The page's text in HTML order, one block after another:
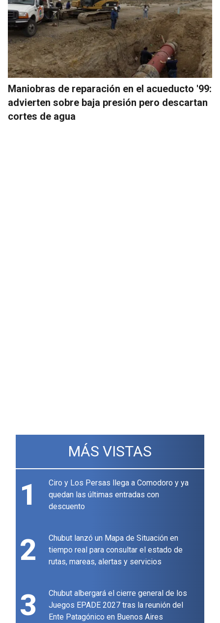
Maniobras de reparación en el acueducto '99:
advierten sobre baja presión pero descartan
cortes de agua
MÁS VISTAS
1
Ciro y Los Persas llega a Comodoro y ya
quedan las últimas entradas con
descuento
2
Chubut lanzó un Mapa de Situación en
tiempo real para consultar el estado de
rutas, mareas, alertas y servicios
3
Chubut albergará el cierre general de los
Juegos EPADE 2027 tras la reunión del
Ente Patagónico en Buenos Aires